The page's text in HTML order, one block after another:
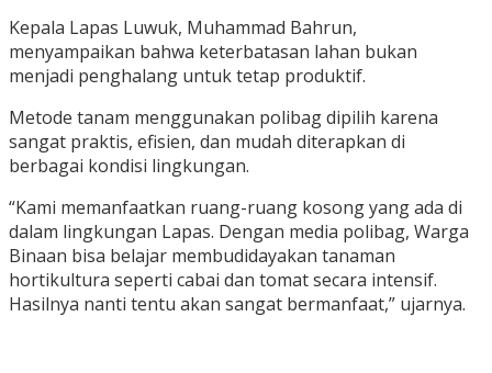
Kepala Lapas Luwuk, Muhammad Bahrun,
menyampaikan bahwa keterbatasan lahan bukan
menjadi penghalang untuk tetap produktif.
Metode tanam menggunakan polibag dipilih karena
sangat praktis, efisien, dan mudah diterapkan di
berbagai kondisi lingkungan.
“Kami memanfaatkan ruang-ruang kosong yang ada di
dalam lingkungan Lapas. Dengan media polibag, Warga
Binaan bisa belajar membudidayakan tanaman
hortikultura seperti cabai dan tomat secara intensif.
Hasilnya nanti tentu akan sangat bermanfaat,” ujarnya.